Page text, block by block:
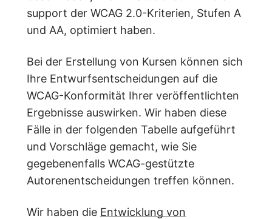
support der WCAG 2.0-Kriterien, Stufen A
und AA, optimiert haben.
Bei der Erstellung von Kursen können sich
Ihre Entwurfsentscheidungen auf die
WCAG-Konformität Ihrer veröffentlichten
Ergebnisse auswirken. Wir haben diese
Fälle in der folgenden Tabelle aufgeführt
und Vorschläge gemacht, wie Sie
gegebenenfalls WCAG-gestützte
Autorenentscheidungen treffen können.
Wir haben die Entwicklung von